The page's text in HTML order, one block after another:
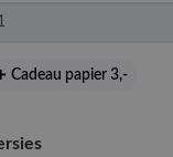
Cadeau papier 3,-